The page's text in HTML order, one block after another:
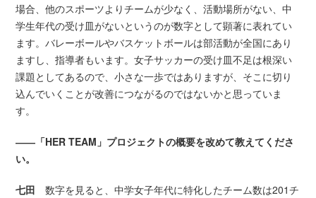
場合、他のスポーツよりチームが少なく、活動場所がない、中
学生年代の受け皿がないというのが数字として顕著に表れてい
ます。バレーボールやバスケットボールは部活動が全国にあり
ますし、指導者もいます。女子サッカーの受け皿不足は根深い
課題としてあるので、小さな一歩ではありますが、そこに切り
込んでいくことが改善につながるのではないかと思っていま
す。
――「HER TEAM」プロジェクトの概要を改めて教えてくださ
い。
七田 数字を見ると、中学女子年代に特化したチーム数は201チ